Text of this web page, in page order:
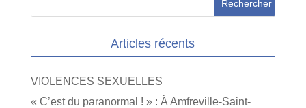
Articles récents
VIOLENCES SEXUELLES
« C’est du paranormal ! » : À Amfreville-Saint-